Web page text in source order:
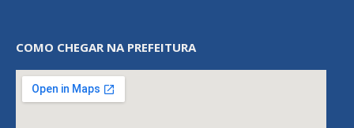
COMO CHEGAR NA PREFEITURA